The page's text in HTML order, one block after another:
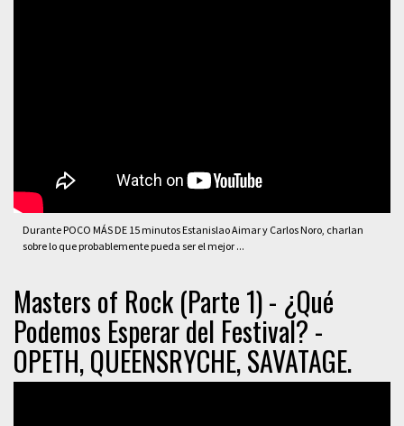
Durante POCO MÁS DE 15 minutos Estanislao Aimar y Carlos Noro, charlan
sobre lo que probablemente pueda ser el mejor ...
Masters of Rock (Parte 1) - ¿Qué
Podemos Esperar del Festival? -
OPETH, QUEENSRYCHE, SAVATAGE.